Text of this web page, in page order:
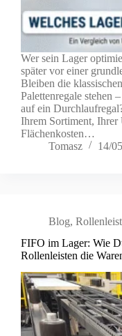
Wer sein Lager
später vor einer
Bleiben die
Palettenregale stehen
auf ein
Ihrem Sortiment, Ihrer
Flächenkosten…
Tomasz
14/
Blog,
FIFO im Lager: Wie
Rollenleisten die